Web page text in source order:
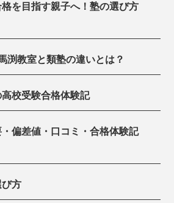
を目指す親子へ！塾の選び方
渕教室と類塾の違いとは？
校受験合格体験記
偏差値・口コミ・合格体験記
方